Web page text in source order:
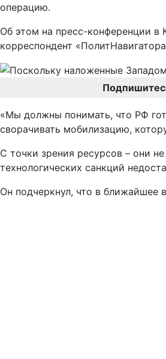
операцию.
Об этом на пресс-конференции в
корреспондент
«Мы должны понимать, что РФ
сворачивать мобилизацию,
С точки зрения ресурсов – они
технологических санкций
Он подчеркнул, что в ближайшее